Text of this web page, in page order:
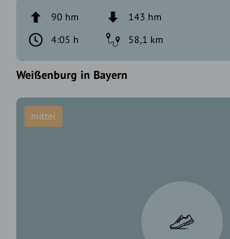
90 hm
143 hm
4:05 h
58,1 km
Weißenburg in Bayern
mittel